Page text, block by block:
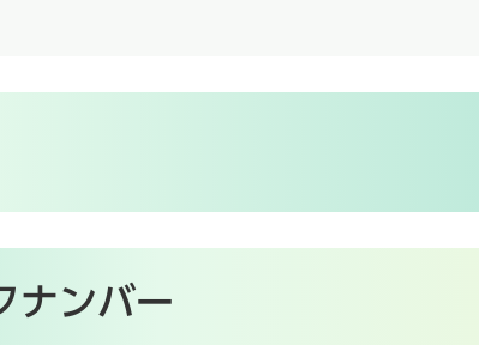
ナンバー